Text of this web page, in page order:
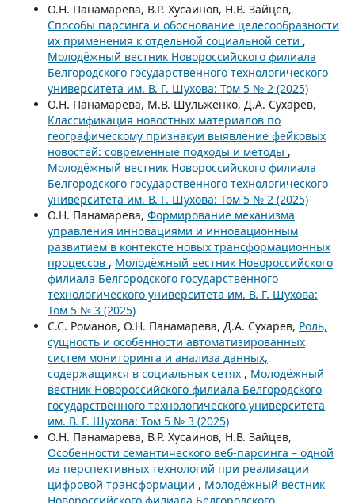
О.Н. Панамарева, В.Р. Хусаинов, Н.В. Зайцев,
Способы парсинга и обоснование целесообразности
их применения к отдельной социальной сети ,
Молодёжный вестник Новороссийского филиала
Белгородского государственного технологического
университета им. В. Г. Шухова: Том 5 № 2 (2025)
О.Н. Панамарева, М.В. Шульженко, Д.А. Сухарев,
Классификация новостных материалов по
географическому признакуи выявление фейковых
новостей: современные подходы и методы ,
Молодёжный вестник Новороссийского филиала
Белгородского государственного технологического
университета им. В. Г. Шухова: Том 5 № 2 (2025)
О.Н. Панамарева, Формирование механизма
управления инновациями и инновационным
развитием в контексте новых трансформационных
процессов , Молодёжный вестник Новороссийского
филиала Белгородского государственного
технологического университета им. В. Г. Шухова:
Том 5 № 3 (2025)
С.С. Романов, О.Н. Панамарева, Д.А. Сухарев, Роль,
сущность и особенности автоматизированных
систем мониторинга и анализа данных,
содержащихся в социальных сетях , Молодёжный
вестник Новороссийского филиала Белгородского
государственного технологического университета
им. В. Г. Шухова: Том 5 № 3 (2025)
О.Н. Панамарева, В.Р. Хусаинов, Н.В. Зайцев,
Особенности семантического веб-парсинга – одной
из перспективных технологий при реализации
цифровой трансформации , Молодёжный вестник
Новороссийского филиала Белгородского